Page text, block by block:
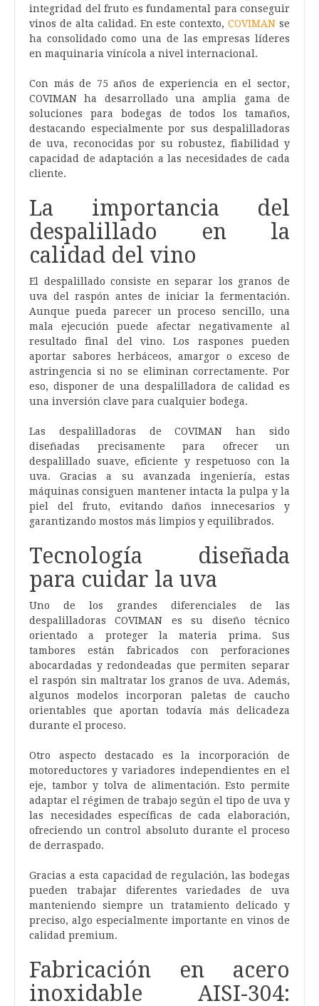
integridad del fruto es fundamental para conseguir
vinos de alta calidad. En este contexto,COVIMAN se
ha consolidado como una de las empresas líderes
en maquinaria vinícola a nivel internacional.
Con más de 75 años de experiencia en el sector,
COVIMAN ha desarrollado una amplia gama de
soluciones para bodegas de todos los tamaños,
destacando especialmente por sus despalilladoras
de uva, reconocidas por su robustez, fiabilidad y
capacidad de adaptación a las necesidades de cada
cliente.
La importancia del
despalillado en la
calidad del vino
El despalillado consiste en separar los granos de
uva del raspón antes de iniciar la fermentación.
Aunque pueda parecer un proceso sencillo, una
mala ejecución puede afectar negativamente al
resultado final del vino. Los raspones pueden
aportar sabores herbáceos, amargor o exceso de
astringencia si no se eliminan correctamente. Por
eso, disponer de una despalilladora de calidad es
una inversión clave para cualquier bodega.
Las despalilladoras de COVIMAN han sido
diseñadas precisamente para ofrecer un
despalillado suave, eficiente y respetuoso con la
uva. Gracias a su avanzada ingeniería, estas
máquinas consiguen mantener intacta la pulpa y la
piel del fruto, evitando daños innecesarios y
garantizando mostos más limpios y equilibrados.
Tecnología diseñada
para cuidar la uva
Uno de los grandes diferenciales de las
despalilladoras COVIMAN es su diseño técnico
orientado a proteger la materia prima. Sus
tambores están fabricados con perforaciones
abocardadas y redondeadas que permiten separar
el raspón sin maltratar los granos de uva. Además,
algunos modelos incorporan paletas de caucho
orientables que aportan todavía más delicadeza
durante el proceso.
Otro aspecto destacado es la incorporación de
motoreductores y variadores independientes en el
eje, tambor y tolva de alimentación. Esto permite
adaptar el régimen de trabajo según el tipo de uva y
las necesidades específicas de cada elaboración,
ofreciendo un control absoluto durante el proceso
de derraspado.
Gracias a esta capacidad de regulación, las bodegas
pueden trabajar diferentes variedades de uva
manteniendo siempre un tratamiento delicado y
preciso, algo especialmente importante en vinos de
calidad premium.
Fabricación en acero
inoxidable AISI-304: